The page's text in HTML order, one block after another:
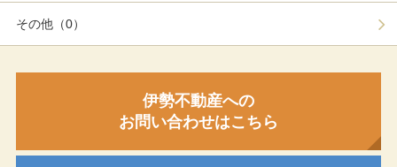
その他（0）
伊勢不動産への
お問い合わせはこちら